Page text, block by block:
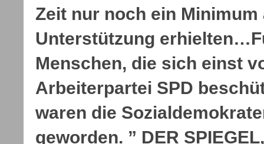
Zeit nur noch ein
Unterstützung
Menschen, die sich einst
Arbeiterpartei SPD
waren die
geworden. ” DER